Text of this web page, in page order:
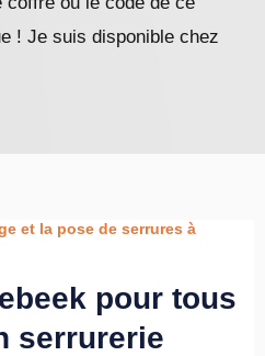
! Je suis disponible chez
et la pose de serrures à
pour tous
serrurerie